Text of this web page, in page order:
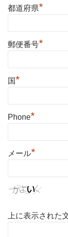
都道府県*
郵便番号*
国*
Phone*
メール*
上に表示された